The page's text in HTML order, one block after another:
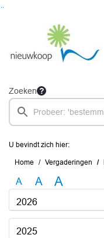
Zoeken
U bevindt zich hier:
Home Vergaderingen
A A A
2026
2025